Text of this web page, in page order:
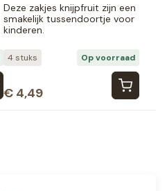
Deze zakjes knijpfruit zijn een
smakelijk tussendoortje voor
kinderen.
4 stuks Op voorraad
€ 4,49